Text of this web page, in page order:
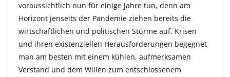
voraussichtlich nun für einige Jahre tun, denn am
Horizont jenseits der Pandemie ziehen bereits die
wirtschaftlichen und politischen Stürme auf. Krisen
und ihren existenziellen Herausforderungen begegnet
man am besten mit einem kühlen, aufmerksamen
Verstand und dem Willen zum entschlossenem